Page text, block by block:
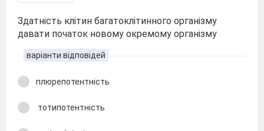
Здатність клітин багатоклітинного організму
давати початок новому окремому організму
варіанти відповідей
плюрепотентність
тотипотентність